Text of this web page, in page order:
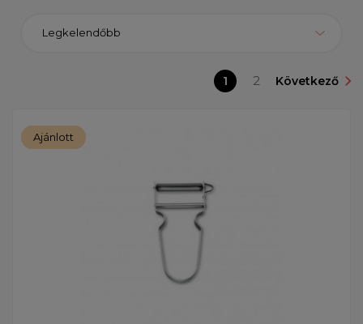
Legkelendőbb
1 2 Következő
Ajánlott